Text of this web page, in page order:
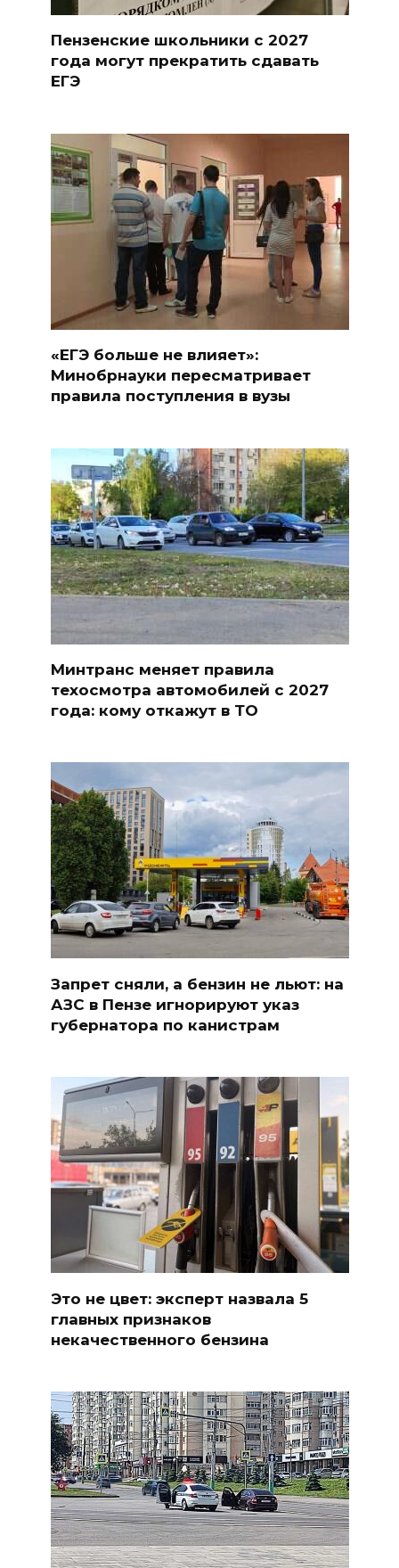
Пензенские школьники с 2027
года могут прекратить сдавать
ЕГЭ
«ЕГЭ больше не влияет»:
Минобрнауки пересматривает
правила поступления в вузы
Минтранс меняет правила
техосмотра автомобилей с 2027
года: кому откажут в ТО
Запрет сняли, а бензин не льют: на
АЗС в Пензе игнорируют указ
губернатора по канистрам
Это не цвет: эксперт назвала 5
главных признаков
некачественного бензина